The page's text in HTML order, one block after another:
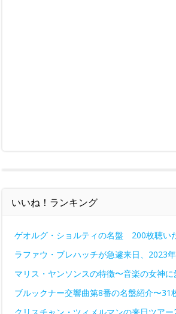
いいね！ランキング
ゲオルグ・ショルティの名盤 200枚聴い
ラファウ・ブレハッチが急遽来日、2023
マリス・ヤンソンスの特徴〜音楽の女神に
ブルックナー交響曲第8番の名盤紹介〜31